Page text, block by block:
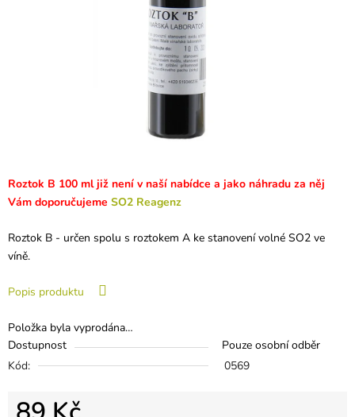
Roztok B 100 ml již není v naší nabídce a jako náhradu za něj
Vám doporučujeme SO2 Reagenz
Roztok B - určen spolu s roztokem A ke stanovení volné SO2 ve
víně.
Popis produktu
Položka byla vyprodána…
Dostupnost
Pouze osobní odběr
Kód:
0569